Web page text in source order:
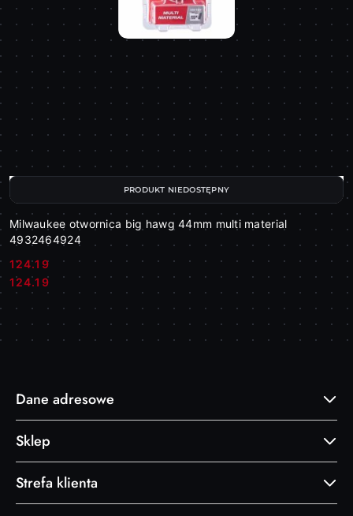
Milwaukee otwornica big hawg 44mm multi material
4932464924
Cena:
124.19
Cena:
124.19
PRODUKT NIEDOSTĘPNY
Dane adresowe
Sklep
Strefa klienta